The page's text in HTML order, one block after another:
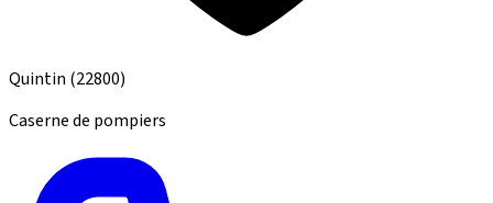
Quintin (22800)
Caserne de pompiers